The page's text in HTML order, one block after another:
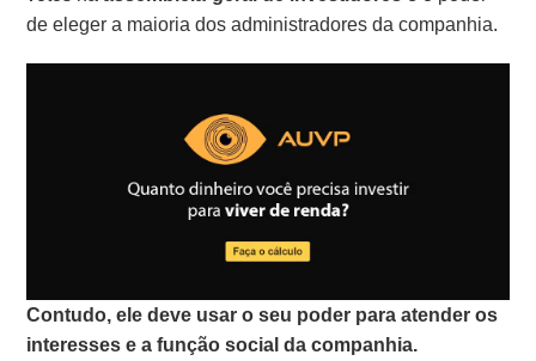
de eleger a maioria dos administradores da companhia.
Contudo, ele deve usar o seu poder para atender os
interesses e a função social da companhia.